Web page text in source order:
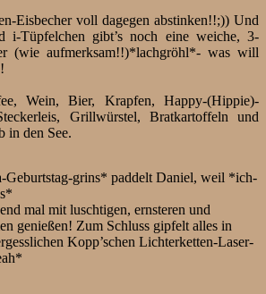
Eisbecher voll dagegen abstinken!!;)) Und
i-Tüpfelchen gibt’s noch eine weiche, 3-
(wie aufmerksam!!)*lachgröhl*- was will
Wein, Bier, Krapfen, Happy-(Hippie)-
Grillwürstel, Bratkartoffeln und
in den See.
grins* paddelt Daniel, weil *ich-
mal mit luschtigen, ernsteren und
genießen! Zum Schluss gipfelt alles in
Kopp’schen Lichterketten-Laser-